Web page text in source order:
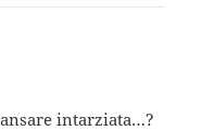
intarziata…?